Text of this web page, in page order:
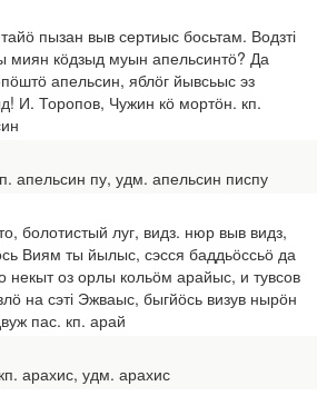
пызан выв сертиыс босьтам. Водзті
миян кӧдзыд муын апельсинтӧ? Да
апельсин, яблӧг йывсьыс эз
И. Торопов, Чужин кӧ мортӧн. кп.
апельсин пу, удм. апельсин писпу
болотистый луг, видз. нюр выв видз,
Виям ты йылыс, сэсся баддьӧссьӧ да
некыт оз орлы кольӧм арайыс, и тувсов
на сэті Эжваыс, быгйӧсь визув нырӧн
пас. кп. арай
арахис, удм. арахис